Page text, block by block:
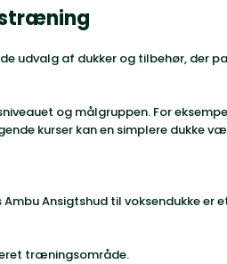
udvalg af dukker og tilbehør, der
og målgruppen. For
kurser kan en simplere
Ambu Ansigtshud til voksendukke er
træningsområde.